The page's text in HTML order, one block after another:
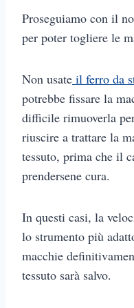
Proseguiamo con il
per poter togliere le
Non usate il ferro da
potrebbe fissare la
difficile rimuoverla
riuscire a trattare la
tessuto, prima che il
prendersene cura.
In questi casi, la
lo strumento più
macchie
tessuto sarà salvo.